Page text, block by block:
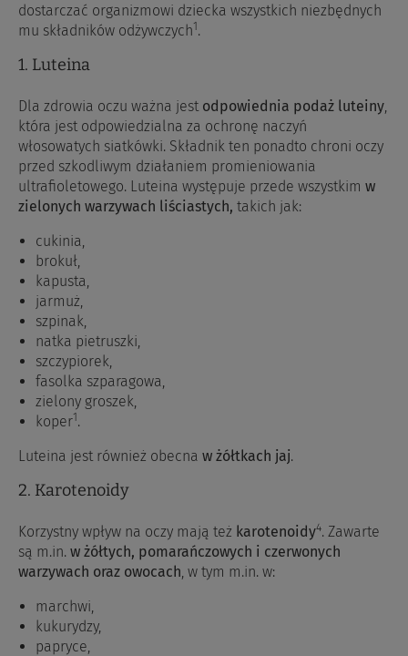
dostarczać organizmowi dziecka wszystkich niezbędnych
mu składników odżywczych1.
1. Luteina
Dla zdrowia oczu ważna jest odpowiednia podaż luteiny
która jest odpowiedzialna za ochronę naczyń
włosowatych siatkówki. Składnik ten ponadto chroni oczy
przed szkodliwym działaniem promieniowania
ultrafioletowego. Luteina występuje przede wszystkim w
zielonych warzywach liściastych, takich jak:
cukinia,
brokuł,
kapusta,
jarmuż,
szpinak,
natka pietruszki,
szczypiorek,
fasolka szparagowa,
zielony groszek,
koper1.
Luteina jest również obecna w żółtkach jaj.
2. Karotenoidy
Korzystny wpływ na oczy mają też karotenoidy4. Zawarte
są m.in. w żółtych, pomarańczowych i czerwonych
warzywach oraz owocach , w tym m.in. w:
marchwi,
kukurydzy,
papryce,